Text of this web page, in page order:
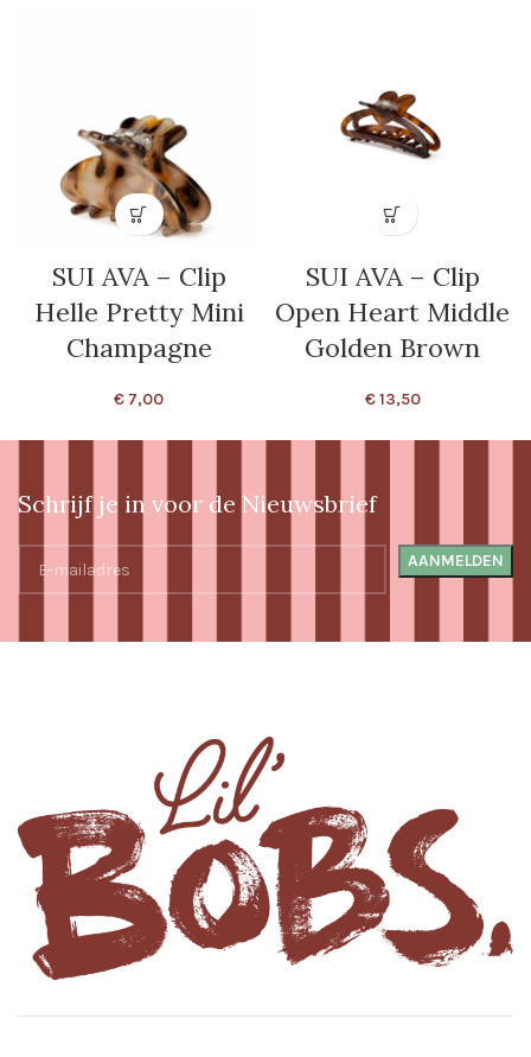
SUI AVA – Clip
Helle Pretty Mini
Champagne
€ 7,00
SUI AVA – Clip
Open Heart Middle
Golden Brown
€13,50
Schrijf je in voor de Nieuwsbrief